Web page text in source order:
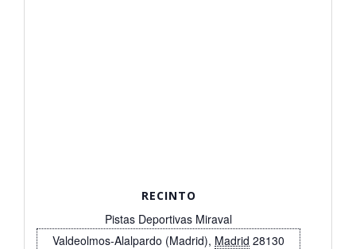
RECINTO
Pistas Deportivas Miraval
Valdeolmos-Alalpardo (Madrid), Madrid 28130